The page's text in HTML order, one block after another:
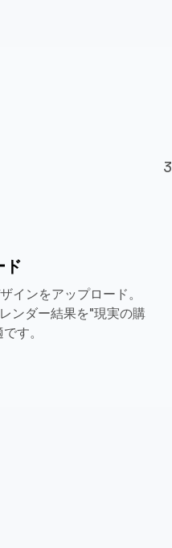
ド
インをアップロード。
ンダー結果を"現実の購
す。